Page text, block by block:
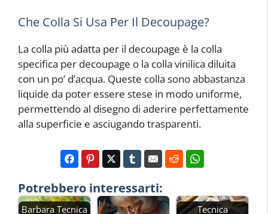
Che Colla Si Usa Per Il Decoupage?
La colla più adatta per il decoupage è la colla
specifica per decoupage o la colla vinilica diluita
con un po’ d’acqua. Queste colla sono abbastanza
liquide da poter essere stese in modo uniforme,
permettendo al disegno di aderire perfettamente
alla superficie e asciugando trasparenti.
Potrebbero interessarti:
Barbara Tecnica
Tecnica